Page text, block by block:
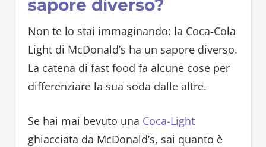
sapore diverso?
Non te lo stai immaginando: la Coca-Cola
Light di McDonald’s ha un sapore diverso.
La catena di fast food fa alcune cose per
differenziare la sua soda dalle altre.
Se hai mai bevuto una Coca-Light
ghiacciata da McDonald’s, sai quanto è